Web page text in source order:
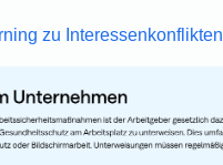
zu Interessenkonflikten